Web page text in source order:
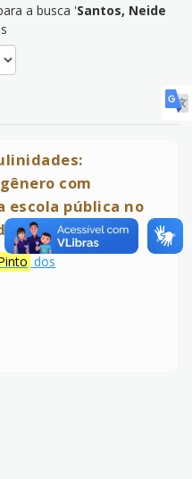
a busca 'Santos, Neide
com
escola pública no
Santana-Ba
dos